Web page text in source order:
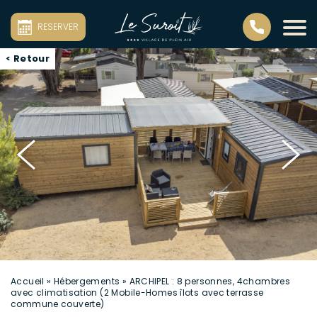
RESERVER
< Retour
Accueil » Hébergements » ARCHIPEL : 8 personnes, 4chambres
avec climatisation (2 Mobile-Homes îlots avec terrasse
commune couverte)